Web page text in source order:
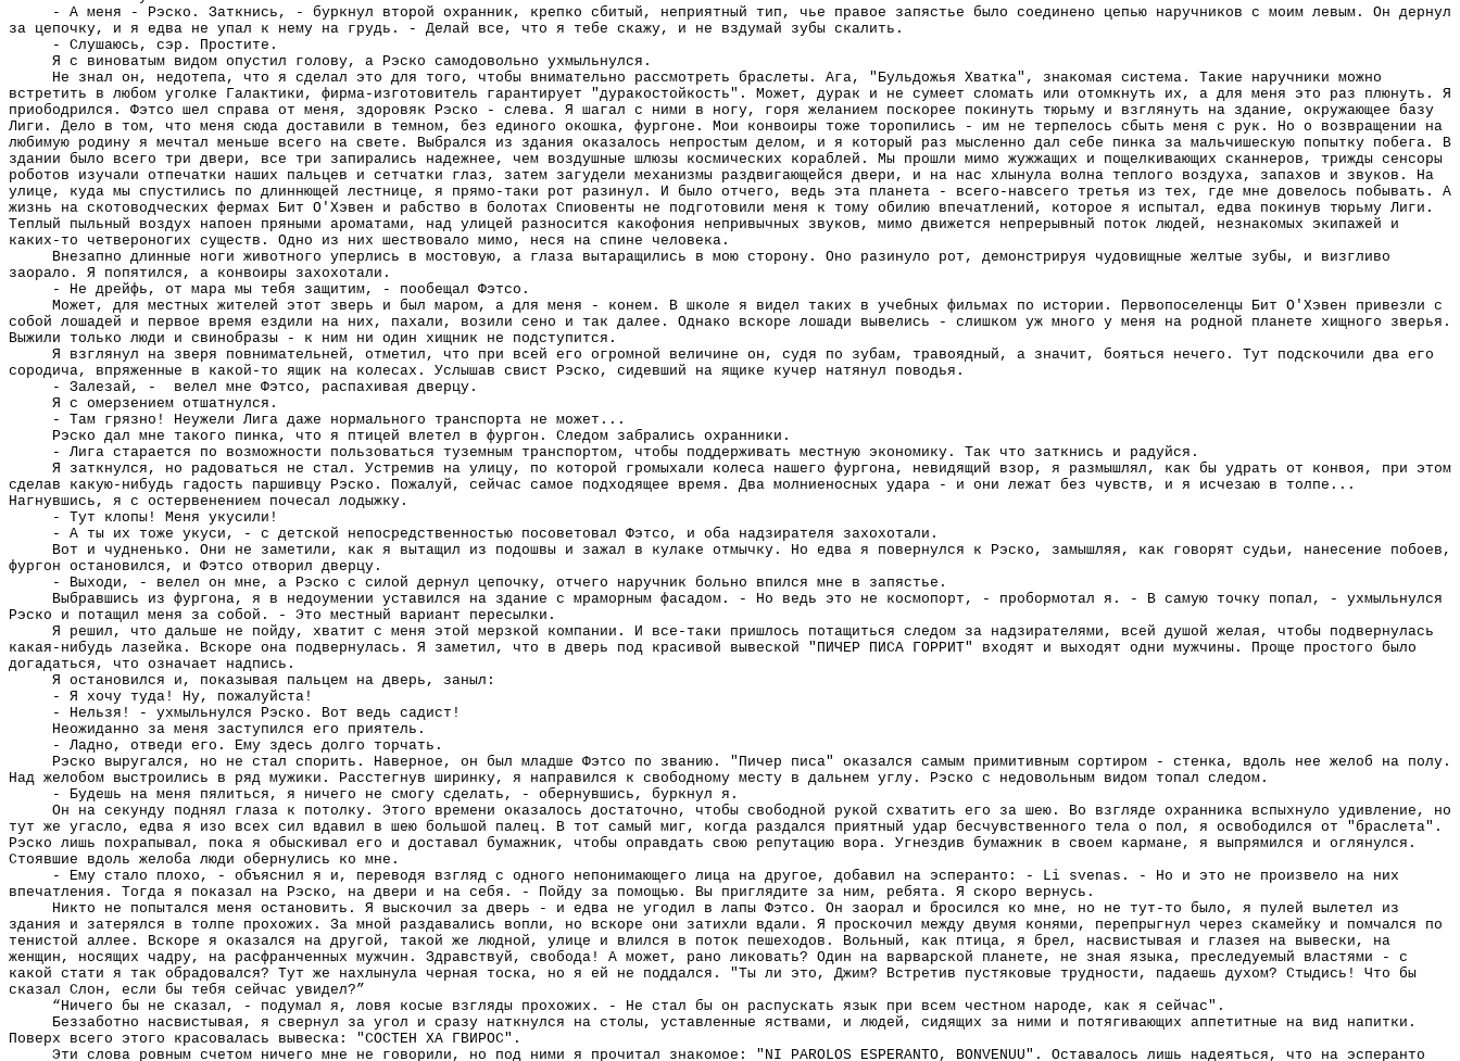
- А меня - Рэско. Заткнись, - буркнул второй охранник, крепко сбитый, неприятный тип, чье правое запястье было соединено цепью наручников с моим левым. Он дернул
за цепочку, и я едва не упал к нему на грудь. - Делай все, что я тебе скажу, и не вздумай зубы скалить.
- Слушаюсь, сэр. Простите.
Я с виноватым видом опустил голову, а Рэско самодовольно ухмыльнулся.
Не знал он, недотепа, что я сделал это для того, чтобы внимательно рассмотреть браслеты. Ага, "Бульдожья Хватка", знакомая система. Такие наручники можно
встретить в любом уголке Галактики, фирма-изготовитель гарантирует "дуракостойкость". Может, дурак и не сумеет сломать или отомкнуть их, а для меня это раз плюнуть. Я
приободрился. Фэтсо шел справа от меня, здоровяк Рэско - слева. Я шагал с ними в ногу, горя желанием поскорее покинуть тюрьму и взглянуть на здание, окружающее базу
Лиги. Дело в том, что меня сюда доставили в темном, без единого окошка, фургоне. Мои конвоиры тоже торопились - им не терпелось сбыть меня с рук. Но о возвращении на
любимую родину я мечтал меньше всего на свете. Выбрался из здания оказалось непростым делом, и я который раз мысленно дал себе пинка за мальчишескую попытку побега. В
здании было всего три двери, все три запирались надежнее, чем воздушные шлюзы космических кораблей. Мы прошли мимо жужжащих и пощелкивающих сканнеров, трижды сенсоры
роботов изучали отпечатки наших пальцев и сетчатки глаз, затем загудели механизмы раздвигающейся двери, и на нас хлынула волна теплого воздуха, запахов и звуков. На
улице, куда мы спустились по длиннющей лестнице, я прямо-таки рот разинул. И было отчего, ведь эта планета - всего-навсего третья из тех, где мне довелось побывать. А
жизнь на скотоводческих фермах Бит О'Хэвен и рабство в болотах Спиовенты не подготовили меня к тому обилию впечатлений, которое я испытал, едва покинув тюрьму Лиги.
Теплый пыльный воздух напоен пряными ароматами, над улицей разносится какофония непривычных звуков, мимо движется непрерывный поток людей, незнакомых экипажей и
каких-то четвероногих существ. Одно из них шествовало мимо, неся на спине человека.
Внезапно длинные ноги животного уперлись в мостовую, а глаза вытаращились в мою сторону. Оно разинуло рот, демонстрируя чудовищные желтые зубы, и визгливо
заорало. Я попятился, а конвоиры захохотали.
- Не дрейфь, от мара мы тебя защитим, - пообещал Фэтсо.
Может, для местных жителей этот зверь и был маром, а для меня - конем. В школе я видел таких в учебных фильмах по истории. Первопоселенцы Бит О'Хэвен привезли с
собой лошадей и первое время ездили на них, пахали, возили сено и так далее. Однако вскоре лошади вывелись - слишком уж много у меня на родной планете хищного зверья.
Выжили только люди и свинобразы - к ним ни один хищник не подступится.
Я взглянул на зверя повнимательней, отметил, что при всей его огромной величине он, судя по зубам, травоядный, а значит, бояться нечего. Тут подскочили два его
сородича, впряженные в какой-то ящик на колесах. Услышав свист Рэско, сидевший на ящике кучер натянул поводья.
- Залезай, -
велел мне Фэтсо, распахивая дверцу.
Я с омерзением отшатнулся.
- Там грязно! Неужели Лига даже нормального транспорта не может...
Рэско дал мне такого пинка, что я птицей влетел в фургон. Следом забрались охранники.
- Лига старается по возможности пользоваться туземным транспортом, чтобы поддерживать местную экономику. Так что заткнись и радуйся.
Я заткнулся, но радоваться не стал. Устремив на улицу, по которой громыхали колеса нашего фургона, невидящий взор, я размышлял, как бы удрать от конвоя, при этом
сделав какую-нибудь гадость паршивцу Рэско. Пожалуй, сейчас самое подходящее время. Два молниеносных удара - и они лежат без чувств, и я исчезаю в толпе...
Нагнувшись, я с остервенением почесал лодыжку.
- Тут клопы! Меня укусили!
- А ты их тоже укуси, - с детской непосредственностью посоветовал Фэтсо, и оба надзирателя захохотали.
Вот и чудненько. Они не заметили, как я вытащил из подошвы и зажал в кулаке отмычку. Но едва я повернулся к Рэско, замышляя, как говорят судьи, нанесение побоев,
фургон остановился, и Фэтсо отворил дверцу.
- Выходи, - велел он мне, а Рэско с силой дернул цепочку, отчего наручник больно впился мне в запястье.
Выбравшись из фургона, я в недоумении уставился на здание с мраморным фасадом. - Но ведь это не космопорт, - пробормотал я. - В самую точку попал, - ухмыльнулся
Рэско и потащил меня за собой. - Это местный вариант пересылки.
Я решил, что дальше не пойду, хватит с меня этой мерзкой компании. И все-таки пришлось потащиться следом за надзирателями, всей душой желая, чтобы подвернулась
какая-нибудь лазейка. Вскоре она подвернулась. Я заметил, что в дверь под красивой вывеской "ПИЧЕР ПИСА ГОРРИТ" входят и выходят одни мужчины. Проще простого было
догадаться, что означает надпись.
Я остановился и, показывая пальцем на дверь, заныл:
- Я хочу туда! Ну, пожалуйста!
- Нельзя! - ухмыльнулся Рэско. Вот ведь садист!
Неожиданно за меня заступился его приятель.
- Ладно, отведи его. Ему здесь долго торчать.
Рэско выругался, но не стал спорить. Наверное, он был младше Фэтсо по званию. "Пичер писа" оказался самым примитивным сортиром - стенка, вдоль нее желоб на полу.
Над желобом выстроились в ряд мужики. Расстегнув ширинку, я направился к свободному месту в дальнем углу. Рэско с недовольным видом топал следом.
- Будешь на меня пялиться, я ничего не смогу сделать, - обернувшись, буркнул я.
Он на секунду поднял глаза к потолку. Этого времени оказалось достаточно, чтобы свободной рукой схватить его за шею. Во взгляде охранника вспыхнуло удивление, но
тут же угасло, едва я изо всех сил вдавил в шею большой палец. В тот самый миг, когда раздался приятный удар бесчувственного тела о пол, я освободился от "браслета".
Рэско лишь похрапывал, пока я обыскивал его и доставал бумажник, чтобы оправдать свою репутацию вора. Угнездив бумажник в своем кармане, я выпрямился и оглянулся.
Стоявшие вдоль желоба люди обернулись ко мне.
- Ему стало плохо, - объяснил я и, переводя взгляд с одного непонимающего лица на другое, добавил на эсперанто: - Li svenas. - Но и это не произвело на них
впечатления. Тогда я показал на Рэско, на двери и на себя. - Пойду за помощью. Вы приглядите за ним, ребята. Я скоро вернусь.
Никто не попытался меня остановить. Я выскочил за дверь - и едва не угодил в лапы Фэтсо. Он заорал и бросился ко мне, но не тут-то было, я пулей вылетел из
здания и затерялся в толпе прохожих. За мной раздавались вопли, но вскоре они затихли вдали. Я проскочил между двумя конями, перепрыгнул через скамейку и помчался по
тенистой аллее. Вскоре я оказался на другой, такой же людной, улице и влился в поток пешеходов. Вольный, как птица, я брел, насвистывая и глазея на вывески, на
женщин, носящих чадру, на расфранченных мужчин. Здравствуй, свобода! А может, рано ликовать? Один на варварской планете, не зная языка, преследуемый властями - с
какой стати я так обрадовался? Тут же нахлынула черная тоска, но я ей не поддался. "Ты ли это, Джим? Встретив пустяковые трудности, падаешь духом? Стыдись! Что бы
сказал Слон, если бы тебя сейчас увидел?”
“Ничего бы не сказал, - подумал я, ловя косые взгляды прохожих. - Не стал бы он распускать язык при всем честном народе, как я сейчас".
Беззаботно насвистывая, я свернул за угол и сразу наткнулся на столы, уставленные яствами, и людей, сидящих за ними и потягивающих аппетитные на вид напитки.
Поверх всего этого красовалась вывеска: "СОСТЕН ХА ГВИРОС".
Эти слова ровным счетом ничего мне не говорили, но под ними я прочитал знакомое: "NI PAROLOS ESPERANTO, BONVENUU". Оставалось лишь надеяться, что на эсперанто